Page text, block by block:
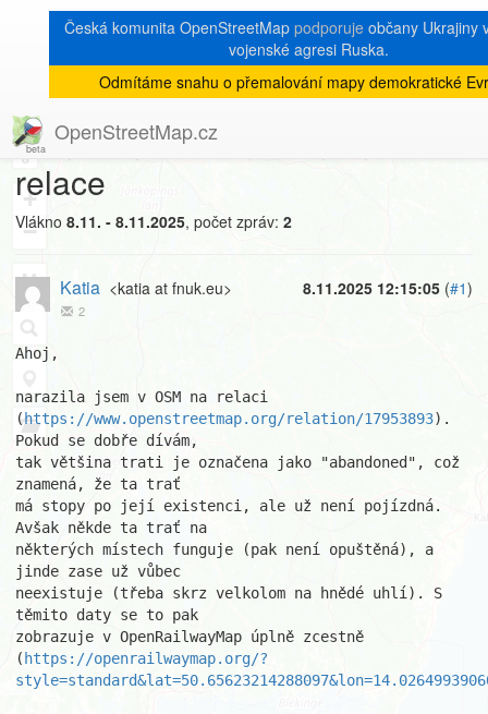
Česká komunita OpenStreetMap podporujeobčany Ukrajiny
vojenské agresi Ruska.
Odmítáme snahu o přemalování mapy demokratické
OpenStreetMap.cz
8
+
−
« zpět na výpis měsíce|
[Talk-cz]
Konfliktní data železniční
relace
Vlákno 8.11. - 8.11.2025, počet zpráv: 2
8.11.2025 12:15:05 (#1)
Katia <katia at fnuk.eu>
2
Ahoj,
narazila jsem v OSM na relaci
(https://www.openstreetmap.org/relation/17953893).
Pokud se dobře dívám,
tak většina trati je označena jako "abandoned", což
znamená, že ta trať
má stopy po její existenci, ale už není pojízdná.
Avšak někde ta trať na
některých místech funguje (pak není opuštěná), a
jinde zase už vůbec
neexistuje (třeba skrz velkolom na hnědé uhlí). S
těmito daty se to pak
zobrazuje v OpenRailwayMap úplně zcestně
( https://openrailwaymap.org/?